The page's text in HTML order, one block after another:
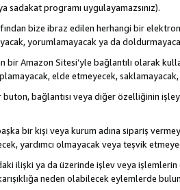
sadakat programı uygulayamazsınız).
bize ibraz edilen herhangi bir
yorumlamayacak ya da
bir Amazon Sitesi’yle bağlantılı olarak
elde etmeyecek,
buton, bağlantısı veya diğer özelliğinin
bir kişi veya kurum adına sipariş
yardımcı olmayacak veya teşvik
ilişki ya da üzerinde işlev veya
neden olabilecek eylemlerde